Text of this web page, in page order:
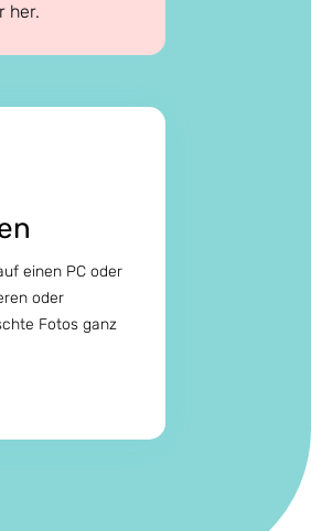
her.
einen PC oder
oder
Fotos ganz